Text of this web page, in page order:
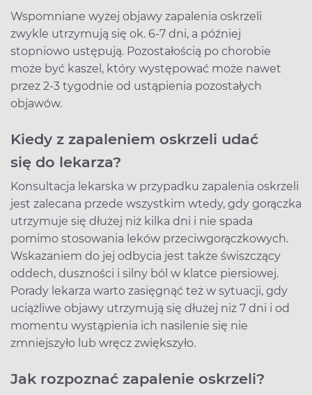
Wspomniane wyżej objawy zapalenia oskrzeli
zwykle utrzymują się ok. 6-7 dni, a później
stopniowo ustępują. Pozostałością po chorobie
może być kaszel, który występować może nawet
przez 2-3 tygodnie od ustąpienia pozostałych
objawów.
Kiedy z zapaleniem oskrzeli udać
się do lekarza?
Konsultacja lekarska w przypadku zapalenia oskrzeli
jest zalecana przede wszystkim wtedy, gdy gorączka
utrzymuje się dłużej niż kilka dni i nie spada
pomimo stosowania leków przeciwgorączkowych.
Wskazaniem do jej odbycia jest także świszczący
oddech, duszności i silny ból w klatce piersiowej.
Porady lekarza warto zasięgnąć też w sytuacji, gdy
uciążliwe objawy utrzymują się dłużej niż 7 dni i od
momentu wystąpienia ich nasilenie się nie
zmniejszyło lub wręcz zwiększyło.
Jak rozpoznać zapalenie oskrzeli?